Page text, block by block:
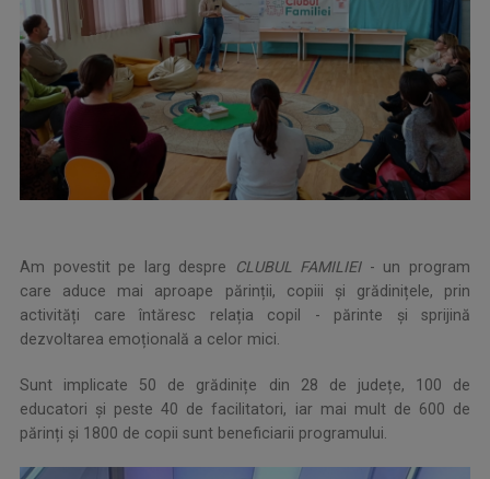
Am povestit pe larg despre CLUBUL FAMILIEI - un program
care aduce mai aproape părinții, copiii și grădinițele, prin
activități care întăresc relația copil - părinte și sprijină
dezvoltarea emoțională a celor mici.
Sunt implicate 50 de grădinițe din 28 de județe, 100 de
educatori și peste 40 de facilitatori, iar mai mult de 600 de
părinți și 1800 de copii sunt beneficiarii programului.